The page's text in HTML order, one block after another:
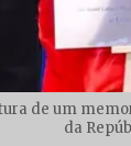
de um
da